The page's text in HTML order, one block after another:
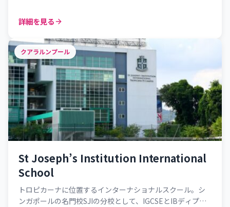
詳細を見る
クアラルンプール
St Joseph’s Institution International
School
トロピカーナに位置するインターナショナルスクール。シ
ンガポールの名門校SJIの分校として、IGCSEとIBディプロ